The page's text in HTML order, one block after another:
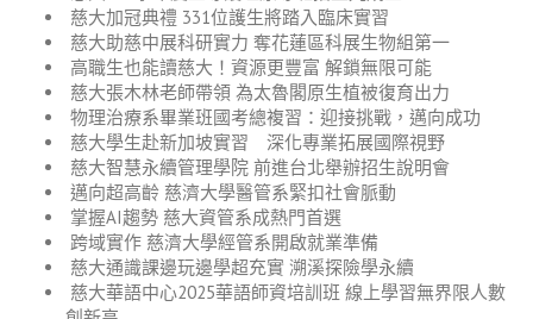
慈大加冠典禮 331位護生將踏入臨床實習
慈大助慈中展科研實力 奪花蓮區科展生物組第一
高職生也能讀慈大！資源更豐富 解鎖無限可能
慈大張木林老師帶領 為太魯閣原生植被復育出力
物理治療系畢業班國考總複習：迎接挑戰，邁向成功
慈大學生赴新加坡實習 深化專業拓展國際視野
慈大智慧永續管理學院 前進台北舉辦招生說明會
邁向超高齡 慈濟大學醫管系緊扣社會脈動
掌握AI趨勢 慈大資管系成熱門首選
跨域實作 慈濟大學經管系開啟就業準備
慈大通識課邊玩邊學超充實 溯溪探險學永續
慈大華語中心2025華語師資培訓班 線上學習無界限人數